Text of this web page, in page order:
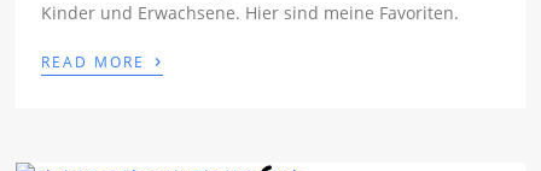
Kinder und Erwachsene. Hier sind meine Favoriten.
READ MORE ›